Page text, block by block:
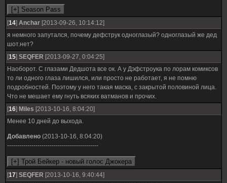
[14] Anchar [2013-09-26, 10:14:12]
я немного запутался, почему дефструк одноглазый? одноглазый же дед
шот.нет?
[15] SEQFER [2013-09-27, 0:04:25]
Наоборот. С глазами Дедшота все ок. А у Дэфстроука по лорам комиксов
то ли одного глаза лишился, или просто не работает, я не помню
подробностей. Поэтому у него такая маска, с закрытой половиной лица.
Что не мешает ему гнуть всяких ватманов и прочих.
[16] Miles [2013-10-16, 8:04:20]
Менее 10 дней до выхода.
Добавлено (2013-10-16, 8:04:20)
---------------------------------------------
[17] SEQFER [2013-10-16, 9:40:44]